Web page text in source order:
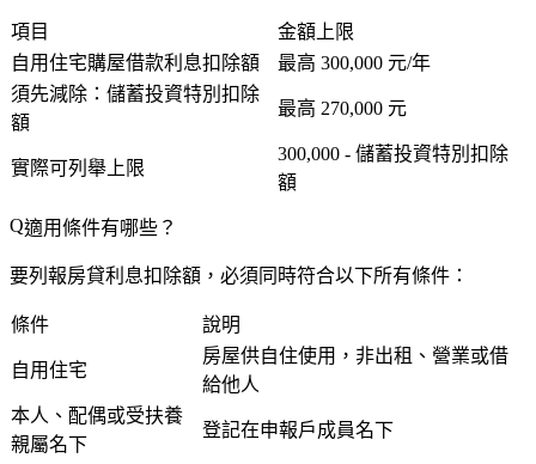
項目
金額上限
自用住宅購屋借款利息扣除額
最高 300,000 元/年
須先減除：儲蓄投資特別扣除
額
最高 270,000 元
實際可列舉上限
300,000 - 儲蓄投資特別扣除
額
適用條件有哪些？
要列報房貸利息扣除額，必須 同時符合以下所有條件：
條件 說明
自用住宅
房屋供自住使用， 非出租、營業或借
給他人
本人、配偶或受扶養
親屬名下
登記在申報戶成員名下